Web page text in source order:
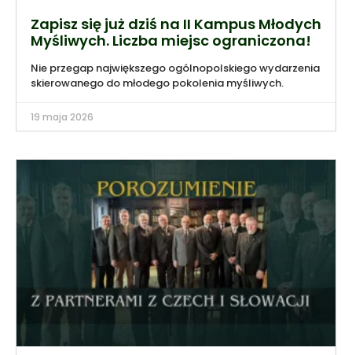
Zapisz się już dziś na II Kampus Młodych
Myśliwych. Liczba miejsc ograniczona!
Nie przegap największego ogólnopolskiego wydarzenia
skierowanego do młodego pokolenia myśliwych.
19 maja 2026